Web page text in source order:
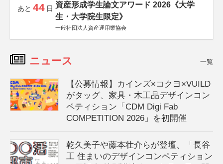
あと 44 日 資産形成学生論文アワード 2026《大学
生・大学院生限定》
一般社団法人資産運用業協会
ニュース 一覧
【公募情報】カインズ×コクヨ×VUILD
がタッグ、家具・木工品デザインコン
ペティション「CDM Digi Fab
COMPETITION 2026」を初開催
乾久美子や藤本壮介らが登壇、「長谷
工 住まいのデザインコンペティション